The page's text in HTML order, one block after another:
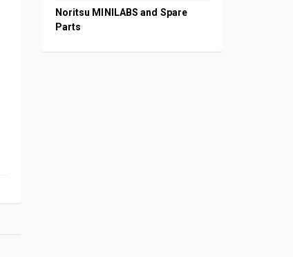
Noritsu MINILABS and Spare
Parts